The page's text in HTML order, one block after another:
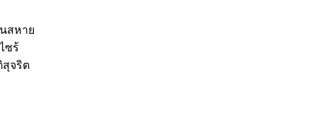
สหาย
ซร้
สุจริต